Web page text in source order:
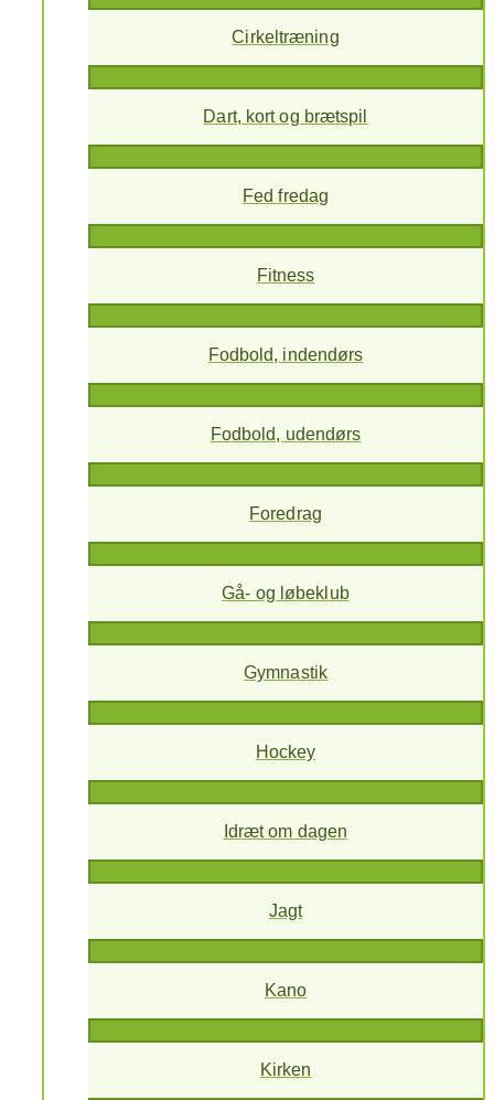
Cirkeltræning
Dart, kort og brætspil
Fed fredag
Fitness
Fodbold, indendørs
Fodbold, udendørs
Foredrag
Gå- og løbeklub
Gymnastik
Hockey
Idræt om dagen
Jagt
Kano
Kirken